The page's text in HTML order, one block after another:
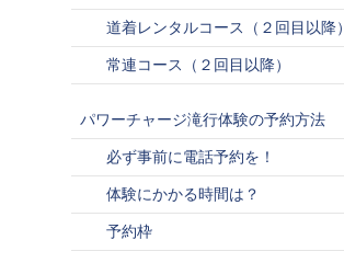
道着レンタルコース（２回目以降）
常連コース（２回目以降）
パワーチャージ滝行体験の予約方法
必ず事前に電話予約を！
体験にかかる時間は？
予約枠